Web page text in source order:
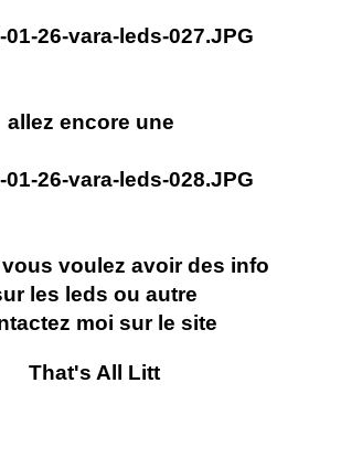
allez encore une
voulez avoir des info
les leds ou autre
moi sur le site
That's All Litt